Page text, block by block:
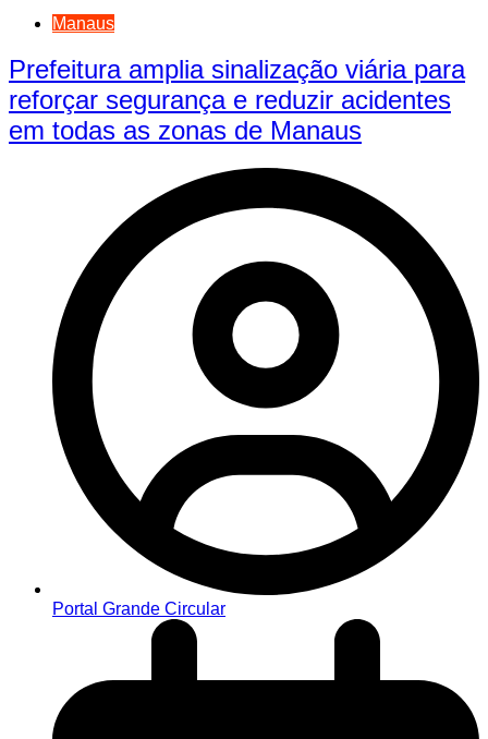
Manaus
Prefeitura amplia sinalização viária para
reforçar segurança e reduzir acidentes
em todas as zonas de Manaus
Portal Grande Circular